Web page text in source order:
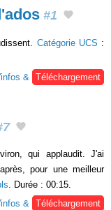
#1
Catégorie UCS :
&
Téléchargement
qui applaudit. J'ai
pour une meilleur
. Durée : 00:15.
&
Téléchargement